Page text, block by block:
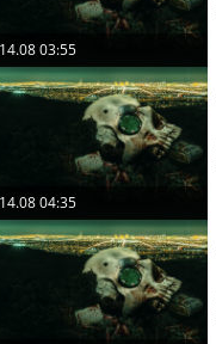
03:55
04:35